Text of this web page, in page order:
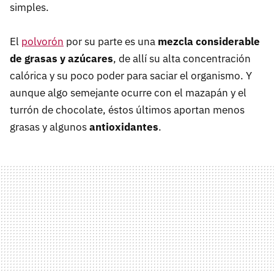
simples.
El polvorón por su parte es una mezcla considerable
de grasas y azúcares, de allí su alta concentración
calórica y su poco poder para saciar el organismo. Y
aunque algo semejante ocurre con el mazapán y el
turrón de chocolate, éstos últimos aportan menos
grasas y algunosantioxidantes.